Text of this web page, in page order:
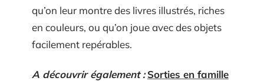
qu’on leur montre des livres illustrés, riches
en couleurs, ou qu’on joue avec des objets
facilement repérables.
A découvrir également : Sorties en famille